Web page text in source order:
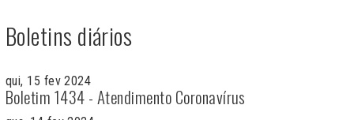
Boletins diários
qui, 15 fev 2024
Boletim 1434 - Atendimento Coronavírus